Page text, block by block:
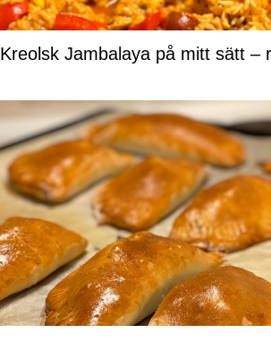
Kreolsk Jambalaya på mitt sätt –